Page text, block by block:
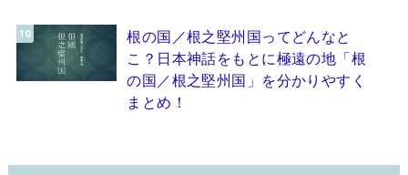
根の国／根之堅州国ってどんなと
こ？日本神話をもとに極遠の地「根
の国／根之堅州国」を分かりやすく
まとめ！